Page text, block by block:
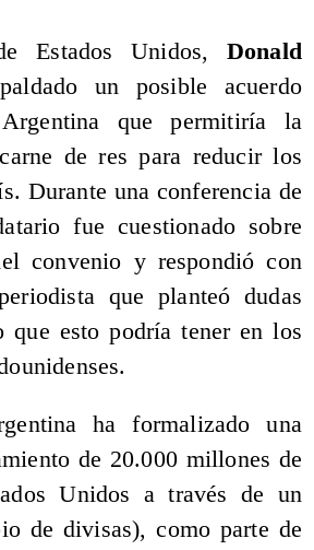
Estados Unidos, Donald
un posible acuerdo
que permitiría la
de res para reducir los
Durante una conferencia de
fue cuestionado sobre
convenio y respondió con
que planteó dudas
que esto podría tener en los
ha formalizado una
de 20.000 millones de
Unidos a través de un
de divisas), como parte de